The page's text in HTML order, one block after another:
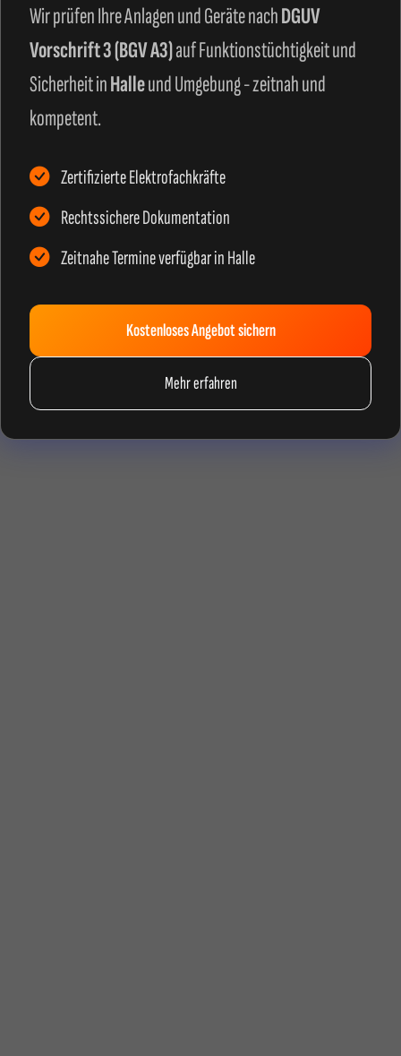
Wir prüfen Ihre Anlagen und Geräte nachDGUV
Vorschrift 3 (BGV A3)auf Funktionstüchtigkeit und
Sicherheit inHalleund Umgebung - zeitnah und
kompetent.
Zertifizierte Elektrofachkräfte
Rechtssichere Dokumentation
Zeitnahe Termine verfügbar in Halle
Kostenloses Angebot sichern
Mehr erfahren